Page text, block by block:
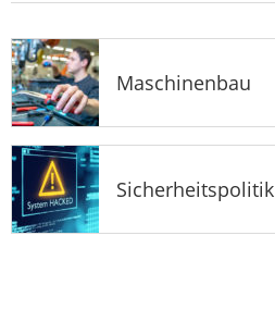
Maschinenbau
Sicherheitspolitik